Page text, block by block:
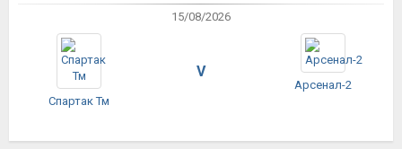
15/08/2026
Спартак Тм
V
Арсенал-2